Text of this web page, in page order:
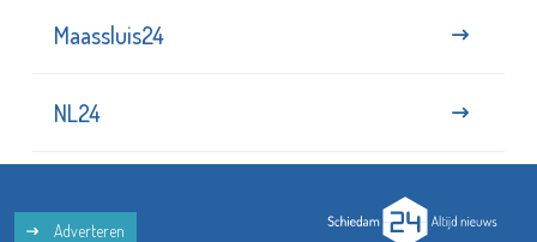
Maassluis24
NL24
Adverteren